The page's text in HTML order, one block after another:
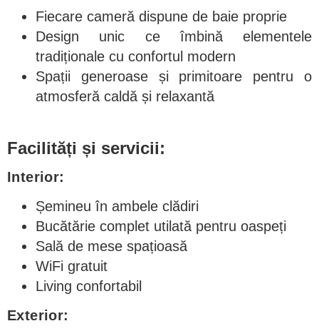
Fiecare cameră dispune de baie proprie
Design unic ce îmbină elementele
tradiționale cu confortul modern
Spații generoase și primitoare pentru o
atmosferă caldă și relaxantă
Facilități și servicii:
Interior:
Șemineu în ambele clădiri
Bucătărie complet utilată pentru oaspeți
Sală de mese spațioasă
WiFi gratuit
Living confortabil
Exterior: